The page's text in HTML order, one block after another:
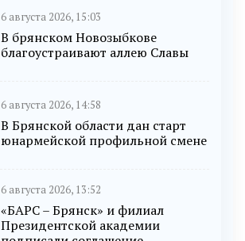
6 августа 2026, 15:03
В брянском Новозыбкове
благоустраивают аллею Славы
6 августа 2026, 14:58
В Брянской области дан старт
юнармейской профильной смене
6 августа 2026, 13:52
«БАРС – Брянск» и филиал
Президентской академии